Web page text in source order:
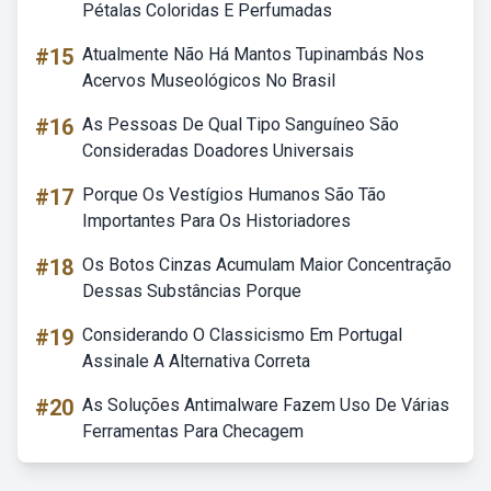
Pétalas Coloridas E Perfumadas
#15 Atualmente Não Há Mantos Tupinambás Nos
Acervos Museológicos No Brasil
#16 As Pessoas De Qual Tipo Sanguíneo São
Consideradas Doadores Universais
#17 Porque Os Vestígios Humanos São Tão
Importantes Para Os Historiadores
#18 Os Botos Cinzas Acumulam Maior Concentração
Dessas Substâncias Porque
#19 Considerando O Classicismo Em Portugal
Assinale A Alternativa Correta
#20 As Soluções Antimalware Fazem Uso De Várias
Ferramentas Para Checagem